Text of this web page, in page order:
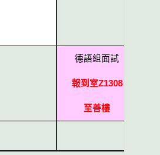
德語組面試
報到室Z1308
至善樓